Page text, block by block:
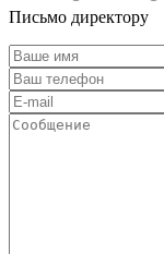
Письмо директору